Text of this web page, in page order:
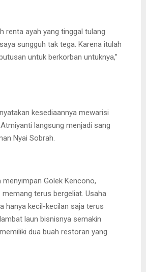
renta ayah yang tinggal tulang
sungguh tak tega. Karena itulah
untuk berkorban untuknya,”
kesediaannya mewarisi
langsung menjadi sang
Nyai Sobrah.
Golek Kencono,
terus bergeliat. Usaha
hanya kecil-kecilan saja terus
laun bisnisnya semakin
dua buah restoran yang